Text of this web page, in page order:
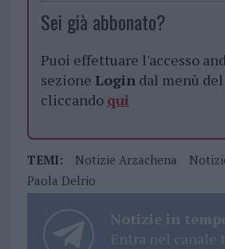
Sei già abbonato?
Puoi effettuare l'accesso
sezione Logindal menù
cliccando qui
TEMI: Notizie Arzachena
Paola Delrio
Notizie in
Entra nel canale